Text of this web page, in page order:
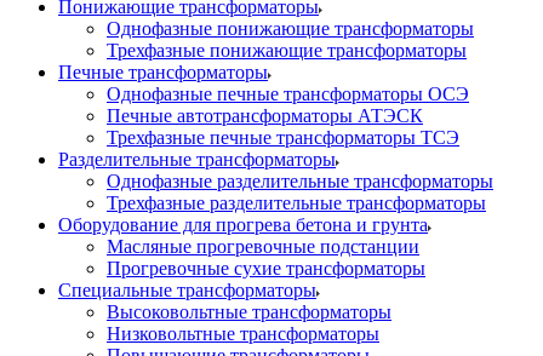
Понижающие трансформаторы
Однофазные понижающие трансформаторы
Трехфазные понижающие трансформаторы
Печные трансформаторы
Однофазные печные трансформаторы ОСЭ
Печные автотрансформаторы АТЭСК
Трехфазные печные трансформаторы ТСЭ
Разделительные трансформаторы
Однофазные разделительные трансформаторы
Трехфазные разделительные трансформаторы
Оборудование для прогрева бетона и грунта
Масляные прогревочные подстанции
Прогревочные сухие трансформаторы
Специальные трансформаторы
Высоковольтные трансформаторы
Низковольтные трансформаторы